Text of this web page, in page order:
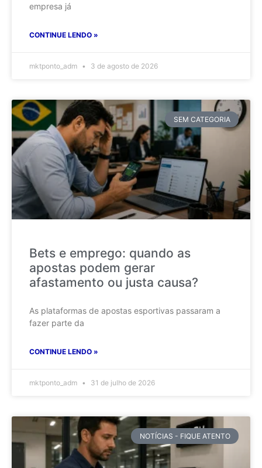
empresa já
CONTINUE LENDO »
mktponto_adm 3 de agosto de 2026
SEM CATEGORIA
Bets e emprego: quando as
apostas podem gerar
afastamento ou justa causa?
As plataformas de apostas esportivas passaram a
fazer parte da
CONTINUE LENDO »
mktponto_adm 31 de julho de 2026
NOTÍCIAS - FIQUE ATENTO